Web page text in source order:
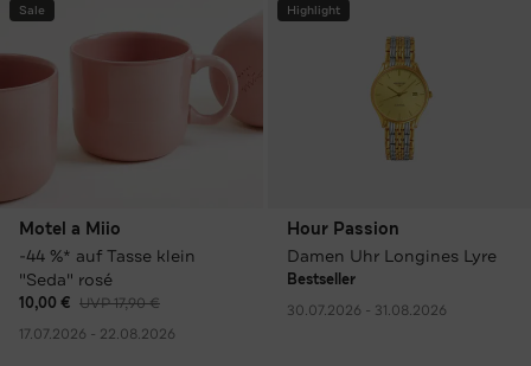
Sale
Motel a Miio
-44 %* auf Tasse klein
"Seda" rosé
10,00 € UVP 17,90 €
17.07.2026 - 22.08.2026
Highlight
Hour Passion
Damen Uhr Longines Lyre
Bestseller
30.07.2026 - 31.08.2026